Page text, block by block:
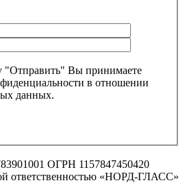
"Отправить" Вы принимаете
в отношении
данных.
ОГРН 1157847450420
ответственностью «НОРД-ГЛАСС»